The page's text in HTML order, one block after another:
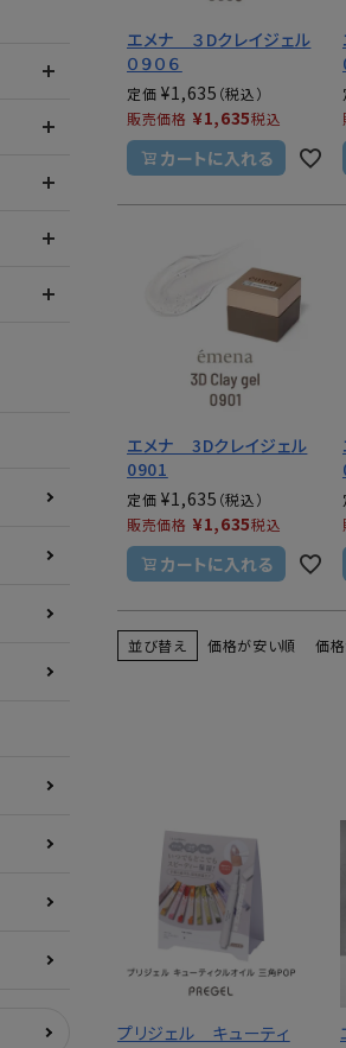
エメナ ３Dクレイジェル
０９０６
定価 ¥1,635
販売価格 ¥1,635税込
カートに入れる
エメナ 3Dクレイジェル
0901
定価 ¥1,635
販売価格 ¥1,635税込
カートに入れる
並び替え 価格が安い順 価
プリジェル キューティ